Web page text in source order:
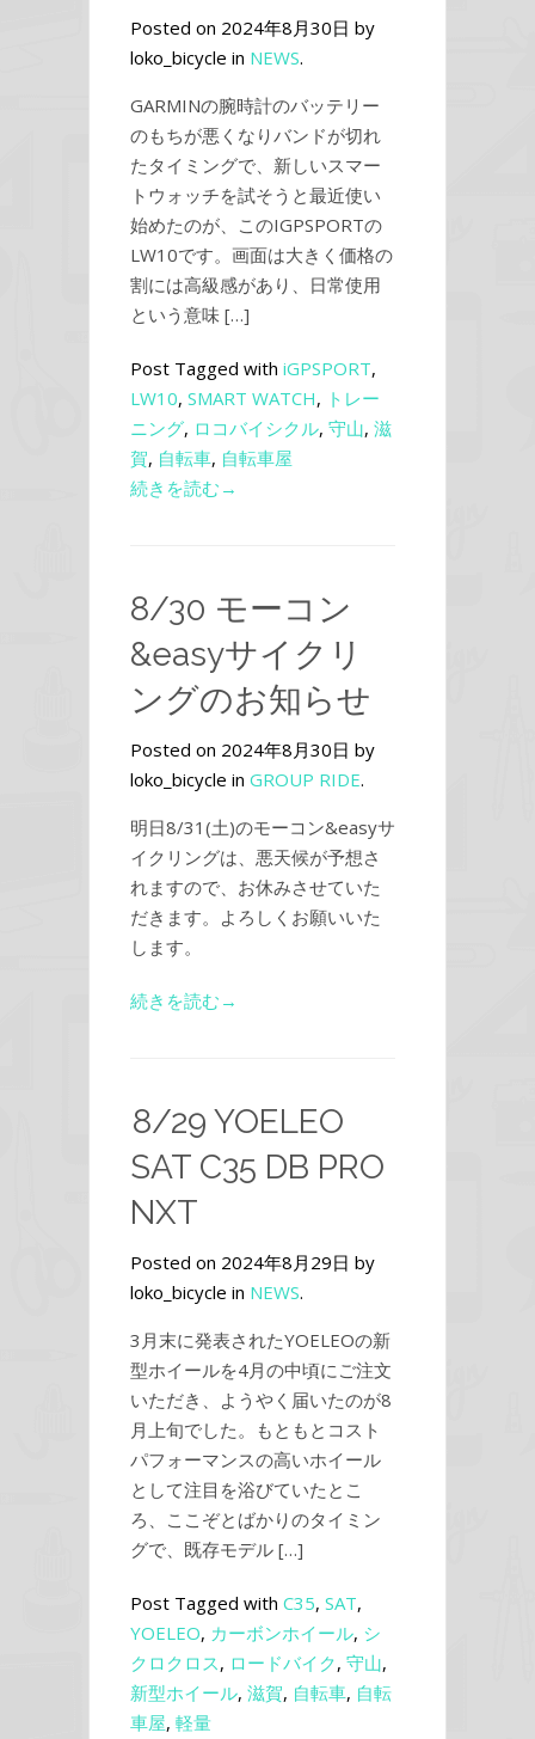
Posted on 2024年8月30日 by
loko_bicycle in NEWS.
GARMINの腕時計のバッテリー
のもちが悪くなりバンドが切れ
たタイミングで、新しいスマー
トウォッチを試そうと最近使い
始めたのが、このIGPSPORTの
LW10です。画面は大きく価格の
割には高級感があり、日常使用
という意味 […]
Post Tagged with iGPSPORT,
LW10, SMART WATCH, トレー
ニング, ロコバイシクル, 守山, 滋
賀, 自転車, 自転車屋
続きを読む→
8/30 モーコン
&easyサイクリ
ングのお知らせ
Posted on 2024年8月30日 by
loko_bicycle in GROUP RIDE.
明日8/31(土)のモーコン&easyサ
イクリングは、悪天候が予想さ
れますので、お休みさせていた
だきます。よろしくお願いいた
します。
続きを読む→
8/29 YOELEO
SAT C35 DB PRO
NXT
Posted on 2024年8月29日 by
loko_bicycle in NEWS.
3月末に発表されたYOELEOの新
型ホイールを4月の中頃にご注文
いただき、ようやく届いたのが8
月上旬でした。もともとコスト
パフォーマンスの高いホイール
として注目を浴びていたとこ
ろ、ここぞとばかりのタイミン
グで、既存モデル […]
Post Tagged with C35, SAT,
YOELEO, カーボンホイール, シ
クロクロス, ロードバイク, 守山,
新型ホイール, 滋賀, 自転車, 自転
車屋, 軽量